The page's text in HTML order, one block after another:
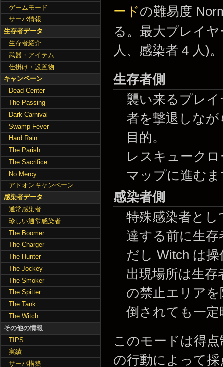
ードの難易度
る。最大プレイ
人、感染者 4 人)。
生存者側
襲い来るプレ
者を撃退しな
目的。
レスキューク
マップに進む
感染者側
特殊感染者とし
達する前に生
だし Witch は
出現場所は生
の禁止エリア
倒されても一
このモードは得
の行動によって
ゲームモード
サーバ情報
生存者データ
生存者紹介
武器・アイテム
仕掛け・設置物
キャンペーン
Dead Center
The Passing
Dark Carnival
Swamp Fever
Hard Rain
The Parish
The Sacrifice
No Mercy
アドオンキャンペーン
感染者データ
通常感染者
珍しい通常感染者
The Boomer
The Charger
The Hunter
The Jockey
The Smoker
The Spitter
The Tank
The Witch
その他の情報
TIPS
実績
サーバ構築